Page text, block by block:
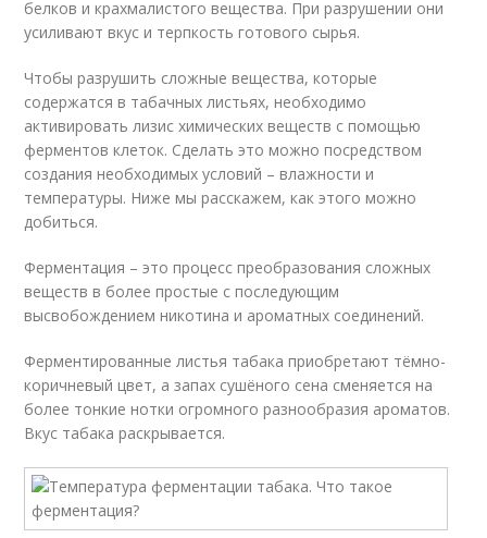
белков и крахмалистого вещества. При разрушении они
усиливают вкус и терпкость готового сырья.
Чтобы разрушить сложные вещества, которые
содержатся в табачных листьях, необходимо
активировать лизис химических веществ с помощью
ферментов клеток. Сделать это можно посредством
создания необходимых условий – влажности и
температуры. Ниже мы расскажем, как этого можно
добиться.
Ферментация – это процесс преобразования сложных
веществ в более простые с последующим
высвобождением никотина и ароматных соединений.
Ферментированные листья табака приобретают тёмно-
коричневый цвет, а запах сушёного сена сменяется на
более тонкие нотки огромного разнообразия ароматов.
Вкус табака раскрывается.